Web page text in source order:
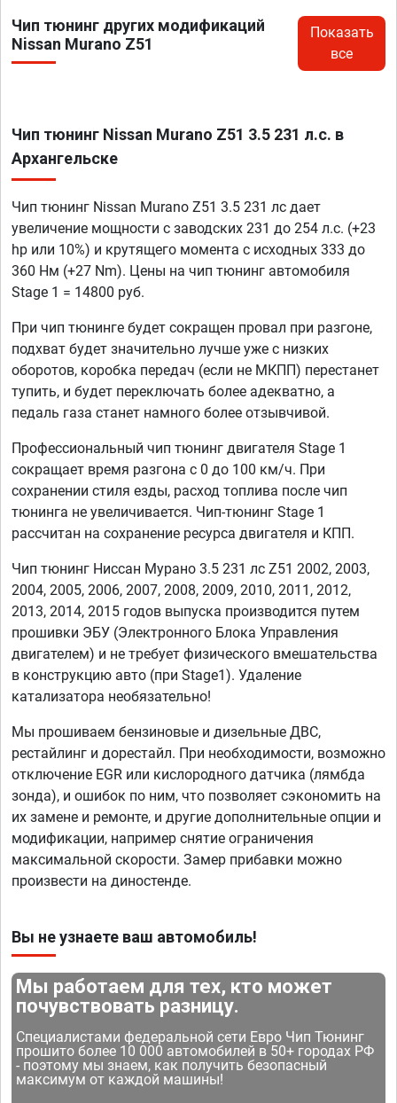
Чип тюнинг других модификаций
Nissan Murano Z51
Показать
все
Чип тюнинг Nissan Murano Z51 3.5 231 л.с. в
Архангельске
Чип тюнинг Nissan Murano Z51 3.5 231 лс дает
увеличение мощности с заводских 231 до 254 л.с. (+23
hp или 10%) и крутящего момента с исходных 333 до
360 Нм (+27 Nm). Цены на чип тюнинг автомобиля
Stage 1 = 14800 руб.
При чип тюнинге будет сокращен провал при разгоне,
подхват будет значительно лучше уже с низких
оборотов, коробка передач (если не МКПП) перестанет
тупить, и будет переключать более адекватно, а
педаль газа станет намного более отзывчивой.
Профессиональный чип тюнинг двигателя Stage 1
сокращает время разгона с 0 до 100 км/ч. При
сохранении стиля езды, расход топлива после чип
тюнинга не увеличивается. Чип-тюнинг Stage 1
рассчитан на сохранение ресурса двигателя и КПП.
Чип тюнинг Ниссан Мурано 3.5 231 лс Z51 2002, 2003,
2004, 2005, 2006, 2007, 2008, 2009, 2010, 2011, 2012,
2013, 2014, 2015 годов выпуска производится путем
прошивки ЭБУ (Электронного Блока Управления
двигателем) и не требует физического вмешательства
в конструкцию авто (при Stage1). Удаление
катализатора необязательно!
Мы прошиваем бензиновые и дизельные ДВС,
рестайлинг и дорестайл. При необходимости, возможно
отключение EGR или кислородного датчика (лямбда
зонда), и ошибок по ним, что позволяет сэкономить на
их замене и ремонте, и другие дополнительные опции и
модификации, например снятие ограничения
максимальной скорости. Замер прибавки можно
произвести на диностенде.
Вы не узнаете ваш автомобиль!
Мы работаем для тех, кто может
почувствовать разницу.
Специалистами федеральной сети Евро Чип Тюнинг
прошито более 10 000 автомобилей в 50+ городах РФ
- поэтому мы знаем, как получить безопасный
максимум от каждой машины!